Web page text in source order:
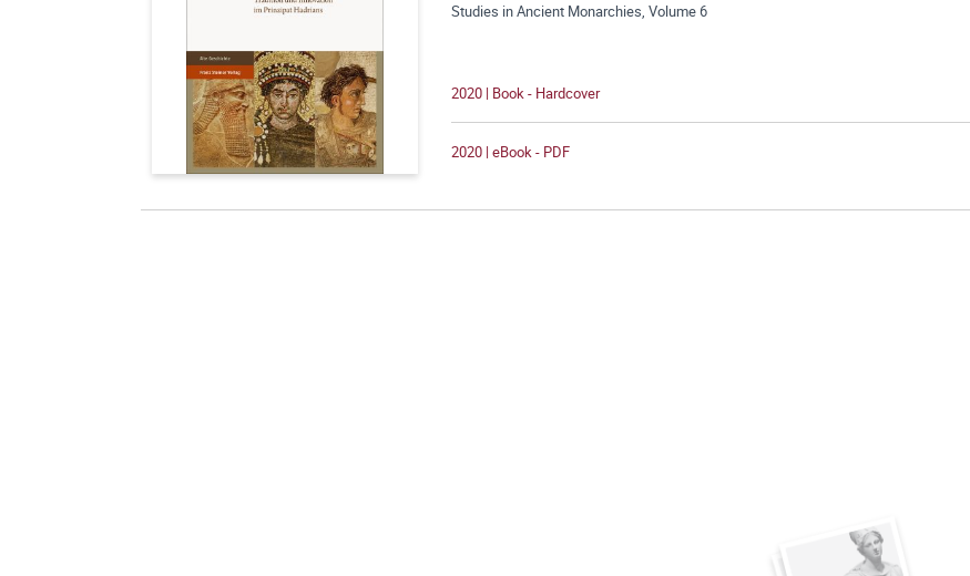
Studies in Ancient Monarchies, Volume 6
2020 | Book - Hardcover
2020 | eBook - PDF